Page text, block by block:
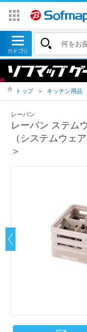
トップ ＞ キッチン用品
レーバン
レーバン ステム
（システムウェ
＞